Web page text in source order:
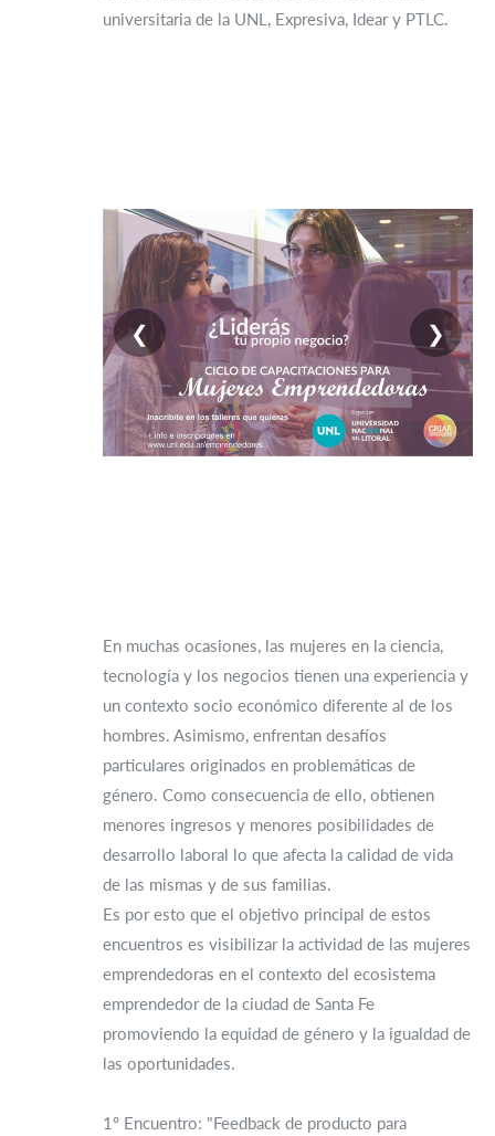
universitaria de la UNL, Expresiva, Idear y PTLC.
❮ ❯
En muchas ocasiones, las mujeres en la ciencia,
tecnología y los negocios tienen una experiencia y
un contexto socio económico diferente al de los
hombres. Asimismo, enfrentan desafíos
particulares originados en problemáticas de
género. Como consecuencia de ello, obtienen
menores ingresos y menores posibilidades de
desarrollo laboral lo que afecta la calidad de vida
de las mismas y de sus familias.
Es por esto que el objetivo principal de estos
encuentros es visibilizar la actividad de las mujeres
emprendedoras en el contexto del ecosistema
emprendedor de la ciudad de Santa Fe
promoviendo la equidad de género y la igualdad de
las oportunidades.
1º Encuentro: "Feedback de producto para